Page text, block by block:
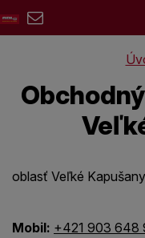
oblasť Veľké Kapušany
Mobil: +421 903 648